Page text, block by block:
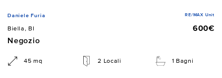
Daniele Furia RE/MAX Unit
Biella, BI
600€
Negozio
45 mq 2 Locali 1 Bagni